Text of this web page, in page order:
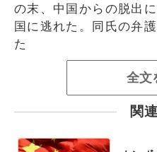
の末、中国からの脱出
国に逃れた。同氏の弁
た
全文
関